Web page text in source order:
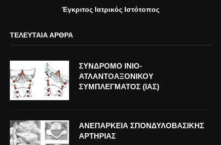
Έγκριτος Ιατρικός Ιστότοπος
ΤΕΛΕΥΤΑΊΑ ΆΡΘΡΑ
ΣΥΝΔΡΟΜΟ ΙΝΙΟ-
ΑΤΛΑΝΤΟΑΞΟΝΙΚΟΥ
ΣΥΜΠΛΕΓΜΑΤΟΣ (ΙΑΣ)
ΑΝΕΠΑΡΚΕΙΑ ΣΠΟΝΔΥΛΟΒΑΣΙΚΗΣ
ΑΡΤΗΡΙΑΣ